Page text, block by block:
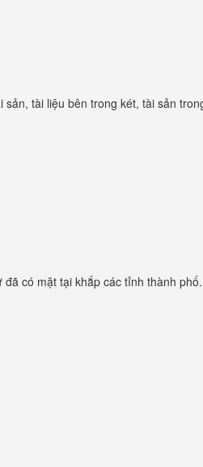
tài liệu bên trong két, tài sản
có mặt tại khắp các tỉnh thành phố.